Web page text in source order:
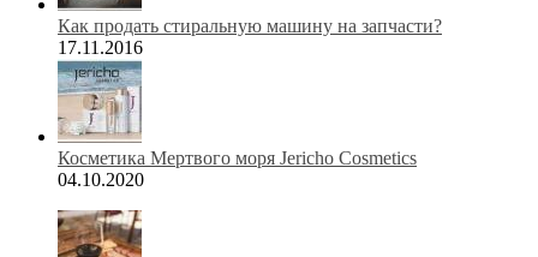
Как продать стиральную машину на запчасти?
17.11.2016
Косметика Мертвого моря Jericho Cosmetics
04.10.2020